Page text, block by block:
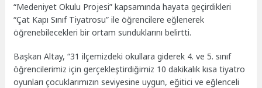
“Medeniyet Okulu Projesi” kapsamında hayata geçirdikleri
“Çat Kapı Sınıf Tiyatrosu” ile öğrencilere eğlenerek
öğrenebilecekleri bir ortam sunduklarını belirtti.
Başkan Altay, “31 ilçemizdeki okullara giderek 4. ve 5. sınıf
öğrencilerimiz için gerçekleştirdiğimiz 10 dakikalık kısa tiyatro
oyunları çocuklarımızın seviyesine uygun, eğitici ve eğlenceli